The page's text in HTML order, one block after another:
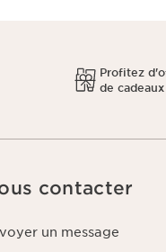
Profitez
de cadeaux
contacter
un message